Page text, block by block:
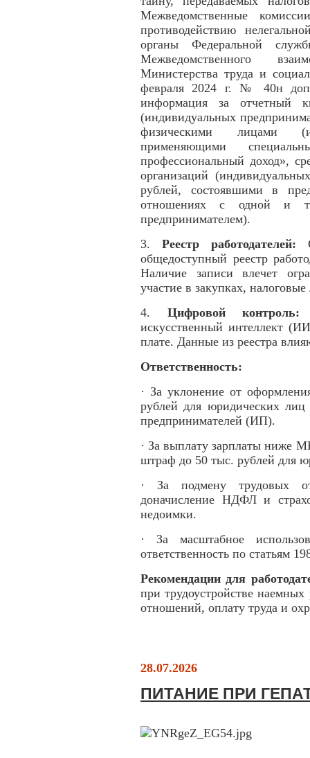
Межведомственные
противодействию
органы Федеральной
Межведомственного
Министерства труда и
февраля 2024 г. № 40н
информация за отчетный
(индивидуальных
физическими лицами
применяющими
профессиональный доход»,
организаций
рублей, состоявшими в
отношениях с одной и
предпринимателем).
3. Реестр работодателей:
общедоступный реестр
Наличие записи влечет
участие в закупках,
4. Цифровой контроль:
искусственный интеллект
плате. Данные из реестра
Ответственность:
· За уклонение от
рублей для юридических
предпринимателей (ИП).
· За выплату зарплаты ниже
штраф до 50 тыс. рублей для
· За подмену трудовых
доначисление НДФЛ и
недоимки.
· За масштабное
ответственность по статьям
Рекомендации для
при трудоустройстве
отношений, оплату труда и
28.07.2026
ПИТАНИЕ ПРИ